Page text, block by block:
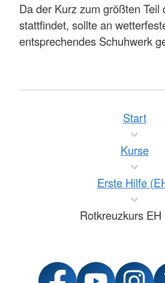
Da der Kurz zum größten Teil
stattfindet, sollte an
entsprechendes Schuhwerk
Start
Kurse
Erste Hilfe
Rotkreuzkurs EH